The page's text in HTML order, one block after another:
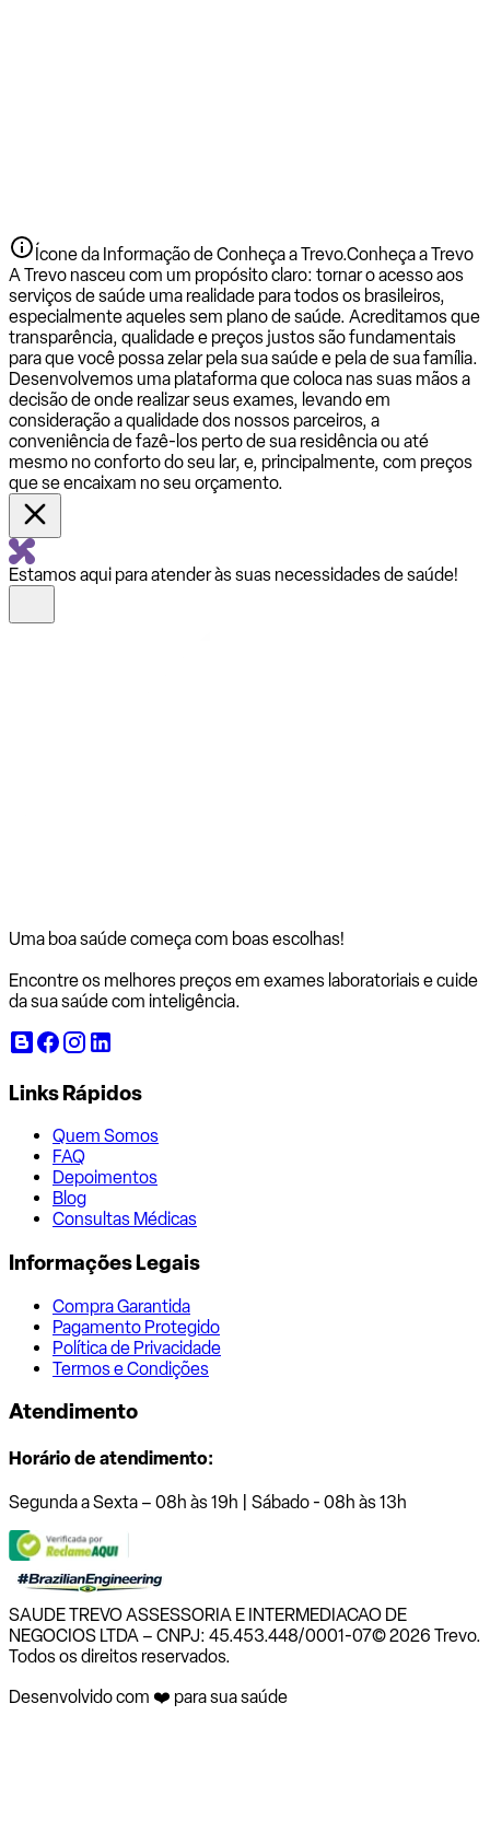
Ícone da Informação de Conheça a Trevo.Conheça a Trevo
A Trevo nasceu com um propósito claro: tornar o acesso aos
serviços de saúde uma realidade para todos os brasileiros,
especialmente aqueles sem plano de saúde. Acreditamos que
transparência, qualidade e preços justos são fundamentais
para que você possa zelar pela sua saúde e pela de sua família.
Desenvolvemos uma plataforma que coloca nas suas mãos a
decisão de onde realizar seus exames, levando em
consideração a qualidade dos nossos parceiros, a
conveniência de fazê-los perto de sua residência ou até
mesmo no conforto do seu lar, e, principalmente, com preços
que se encaixam no seu orçamento.
Estamos aqui para atender às suas necessidades de saúde!
Uma boa saúde começa com boas escolhas!
Encontre os melhores preços em exames laboratoriais e cuide
da sua saúde com inteligência.
Links Rápidos
Quem Somos
FAQ
Depoimentos
Blog
Consultas Médicas
Informações Legais
Compra Garantida
Pagamento Protegido
Política de Privacidade
Termos e Condições
Atendimento
Horário de atendimento:
Segunda a Sexta – 08h às 19h | Sábado - 08h às 13h
SAUDE TREVO ASSESSORIA E INTERMEDIACAO DE
NEGOCIOS LTDA – CNPJ: 45.453.448/0001-07© 2026 Trevo.
Todos os direitos reservados.
Desenvolvido com ❤️ para sua saúde